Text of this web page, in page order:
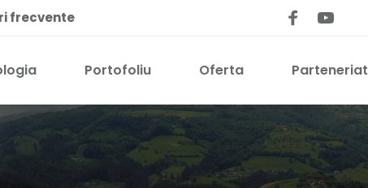
frecvente
Portofoliu Oferta Parteneriat